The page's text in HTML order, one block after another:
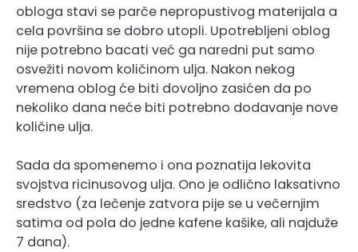
obloga stavi se parče nepropustivog materijala a
cela površina se dobro utopli. Upotrebljeni oblog
nije potrebno bacati već ga naredni put samo
osvežiti novom količinom ulja. Nakon nekog
vremena oblog će biti dovoljno zasićen da po
nekoliko dana neće biti potrebno dodavanje nove
količine ulja.
Sada da spomenemo i ona poznatija lekovita
svojstva ricinusovog ulja. Ono je odlično laksativno
sredstvo (za lečenje zatvora pije se u večernjim
satima od pola do jedne kafene kašike, ali najduže
7 dana).